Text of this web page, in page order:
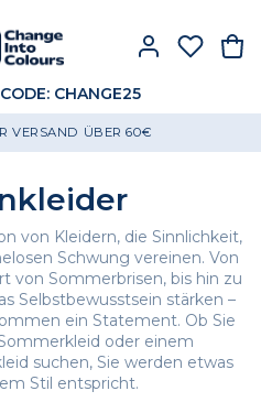
CHANGE25
VERSAND ÜBER 60€
von Kleidern, die Sinnlichkeit,
Schwung vereinen. Von
von Sommerbrisen, bis hin zu
Selbstbewusstsein stärken –
ein Statement. Ob Sie
oder einem
suchen, Sie werden etwas
Stil entspricht.